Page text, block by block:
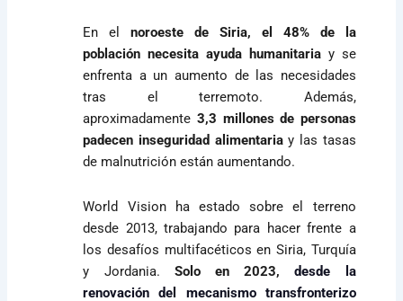
En el
noroeste de Siria, el 48% de la
población necesita ayuda humanitaria y se
enfrenta a un aumento de las necesidades
tras el terremoto. Además,
aproximadamente 3,3 millones de personas
padecen inseguridad alimentariay las tasas
de malnutrición están aumentando.
World Vision ha estado sobre el terreno
desde 2013, trabajando para hacer frente a
los desafíos multifacéticos en Siria, Turquía
y Jordania. Solo en 2023,desde la
renovación del mecanismo transfronterizo